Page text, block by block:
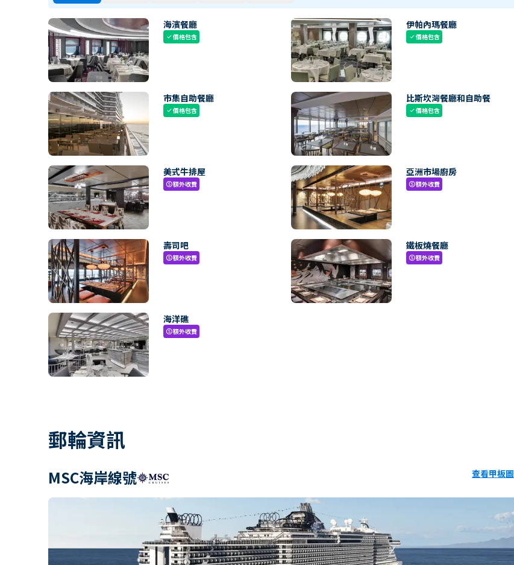
海濱餐廳
check價格包含
伊帕內瑪餐廳
check價格包含
市集自助餐廳
check價格包含
比斯坎灣餐廳和自助餐
check價格包含
美式牛排屋
paid額外收費
亞洲市場廚房
paid額外收費
壽司吧
paid額外收費
鐵板燒餐廳
paid額外收費
海洋礁
paid額外收費
郵輪資訊
MSC海岸線號 查看甲板圖